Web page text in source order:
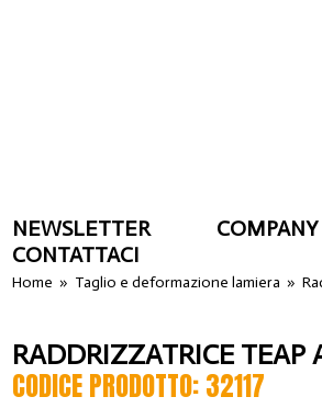
NEWSLETTER
CONTATTACI
Home » Taglio e deformazione lamiera »
RADDRIZZATRICE
CODICE PRODOTTO: 32117